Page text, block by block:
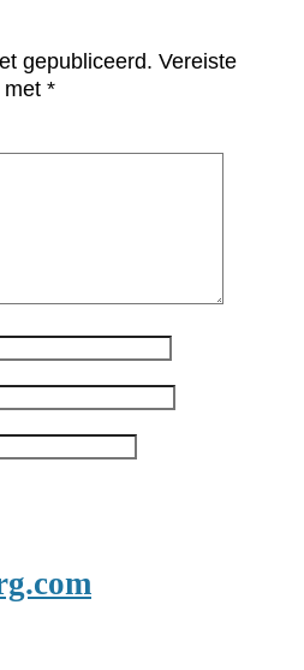
gepubliceerd. Vereiste
met *